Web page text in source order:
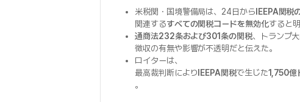
米税関・国境警備局は、24日から IEEPA関税
関連するすべての関税コードを無効化すると
通商法232条および301条の関税、トランプ
徴収の有無や影響が不透明だと伝えた。
ロイターは、
最高裁判断により IEEPA関税で生じた1,750億
。